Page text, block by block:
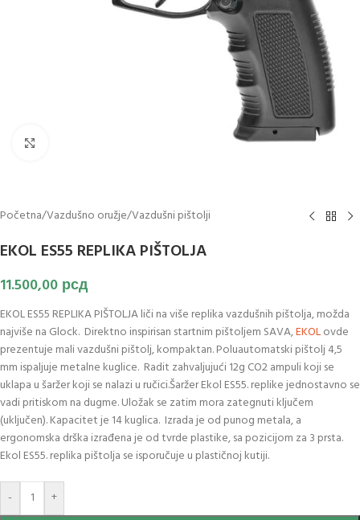
Početna/Vazdušno oružje/Vazdušni pištolji
EKOL ES55 REPLIKA PIŠTOLJA
11.500,00 рсд
EKOL ES55 REPLIKA PIŠTOLJA liči na više replika vazdušnih pištolja, možda
najviše na Glock. Direktno inspirisan startnim pištoljem SAVA,EKOLovde
prezentuje mali vazdušni pištolj, kompaktan. Poluautomatski pištolj 4,5
mm ispaljuje metalne kuglice. Radit zahvaljujući 12g CO2 ampuli koji se
uklapa u šaržer koji se nalazi u ručici.Šaržer Ekol ES55. replike jednostavno se
vadi pritiskom na dugme. Uložak se zatim mora zategnuti ključem
(uključen). Kapacitet je 14 kuglica. Izrada je od punog metala, a
ergonomska drška izrađena je od tvrde plastike, sa pozicijom za 3 prsta.
Ekol ES55. replika pištolja se isporučuje u plastičnoj kutiji.
- +